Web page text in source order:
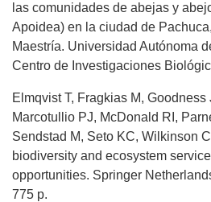
las comunidades de abejas y
Apoidea) en la ciudad de
Maestría. Universidad Autónoma
Centro de Investigaciones
Elmqvist T, Fragkias M, Goodness
Marcotullio PJ, McDonald RI,
Sendstad M, Seto KC, Wilkinson
biodiversity and ecosystem
opportunities. Springer
775 p.